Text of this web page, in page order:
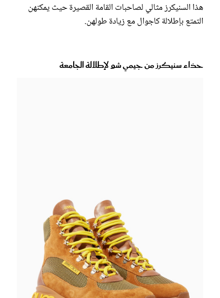
هذا السنيكرز مثالي لصاحبات القامة القصيرة حيث يمكنهن
التمتع بإطلالة كاجوال مع زيادة طولهن.
حذاء سنيكرز من جيمي شو لإطلالة الجامعة